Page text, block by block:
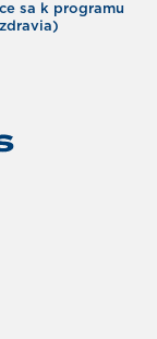
sa k programu